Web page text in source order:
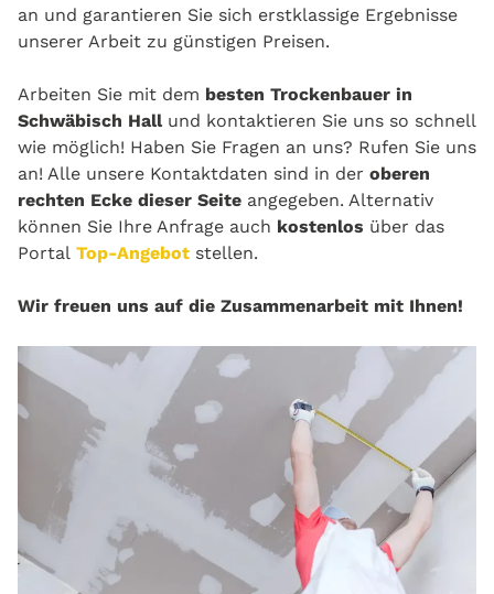
an und garantieren Sie sich erstklassige Ergebnisse
unserer Arbeit zu günstigen Preisen.
Arbeiten Sie mit dem besten Trockenbauer in
Schwäbisch Hallund kontaktieren Sie uns so schnell
wie möglich! Haben Sie Fragen an uns? Rufen Sie uns
an! Alle unsere Kontaktdaten sind in der oberen
rechten Ecke dieser Seite angegeben. Alternativ
können Sie Ihre Anfrage auch kostenlos über das
Portal Top-Angebot stellen.
Wir freuen uns auf die Zusammenarbeit mit Ihnen!